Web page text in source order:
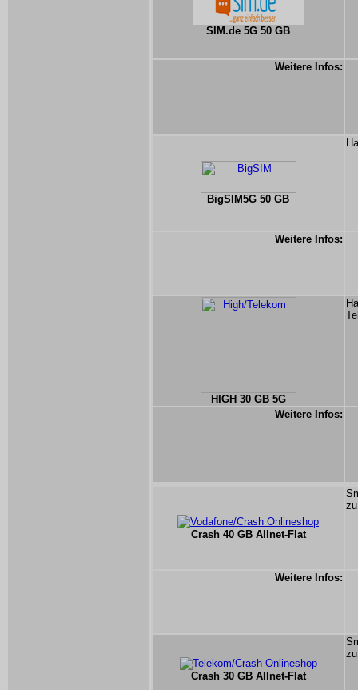
SIM.de 5G 50 GB
Weitere Infos:
BigSIM5G 50 GB
Weitere Infos:
HIGH 30 GB 5G
Weitere Infos:
Crash 40 GB Allnet-Flat
Weitere Infos:
Crash 30 GB Allnet-Flat